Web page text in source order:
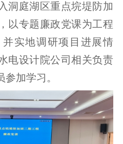
洞庭湖区重点垸堤防加
以专题廉政党课为工程
实地调研项目进展情
电设计院公司相关负责
加学习。